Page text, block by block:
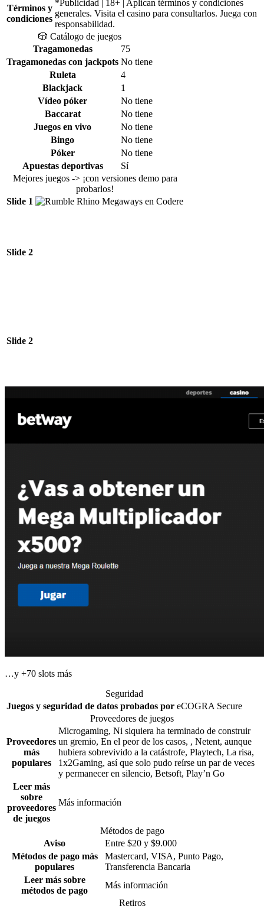
Términos y
condiciones
*Publicidad | 18+ | Aplican términos y condiciones
generales. Visita el casino para consultarlos. Juega con
responsabilidad.
🎲 Catálogo de juegos
Tragamonedas
75
Tragamonedas con jackpots No tiene
Ruleta
4
Blackjack
1
Vídeo póker
No tiene
Baccarat
No tiene
Juegos en vivo
No tiene
Bingo
No tiene
Póker
No tiene
Apuestas deportivas
Sí
Mejores juegos -> ¡con versiones demo para
probarlos!
Slide 1
Slide 2
Slide 2
…y +70 slots más
Seguridad
Juegos y seguridad de datos probados por eCOGRA Secure
Proveedores de juegos
Proveedores
más
populares
Microgaming, Ni siquiera ha terminado de construir
un gremio, En el peor de los casos, , Netent, aunque
hubiera sobrevivido a la catástrofe, Playtech, La risa,
1x2Gaming, así que solo pudo reírse un par de veces
y permanecer en silencio, Betsoft, Play’n Go
Leer más
sobre
proveedores
de juegos
Más información
Métodos de pago
Aviso
Entre $20 y $9.000
Métodos de pago más
populares
Mastercard, VISA, Punto Pago,
Transferencia Bancaria
Leer más sobre
métodos de pago
Más información
Retiros